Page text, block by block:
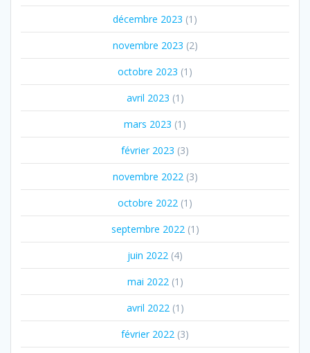
décembre 2023 (1)
novembre 2023 (2)
octobre 2023 (1)
avril 2023 (1)
mars 2023 (1)
février 2023 (3)
novembre 2022(3)
octobre 2022 (1)
septembre 2022(1)
juin 2022 (4)
mai 2022(1)
avril 2022(1)
février 2022 (3)